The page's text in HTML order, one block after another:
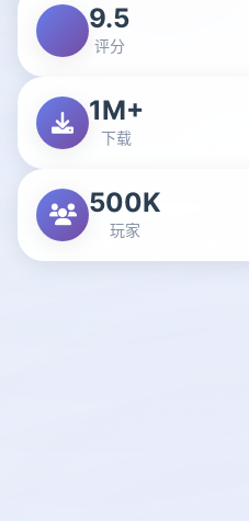
9.5
评分
1M+
下载
500K
玩家